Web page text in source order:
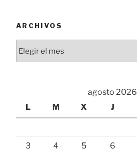
ARCHIVOS
agosto 2026
L
M X J
3
4 5 6